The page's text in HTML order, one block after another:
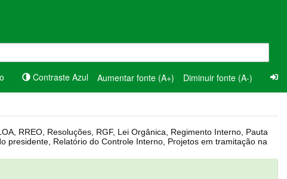
Contraste Azul Aumentar fonte (A+) Diminuir fonte (A-)